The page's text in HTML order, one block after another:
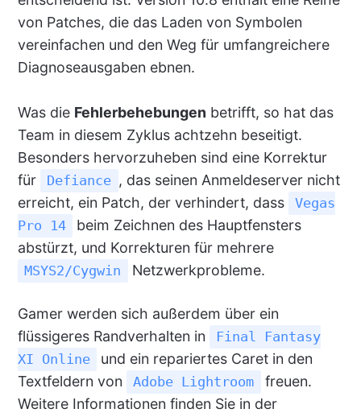
von Patches, die das Laden von Symbolen
vereinfachen und den Weg für umfangreichere
Diagnoseausgaben ebnen.
Was die Fehlerbehebungen betrifft, so hat das
Team in diesem Zyklus achtzehn beseitigt.
Besonders hervorzuheben sind eine Korrektur
für
Defiance , das seinen Anmeldeserver nicht
erreicht, ein Patch, der verhindert, dass
Vegas
Pro 14
beim Zeichnen des Hauptfensters
abstürzt, und Korrekturen für mehrere
MSYS2/Cygwin Netzwerkprobleme.
Gamer werden sich außerdem über ein
flüssigeres Randverhalten in
Final Fantasy
XI Online
und ein repariertes Caret in den
Textfeldern von
Adobe Lightroom
freuen.
Weitere Informationen finden Sie in der